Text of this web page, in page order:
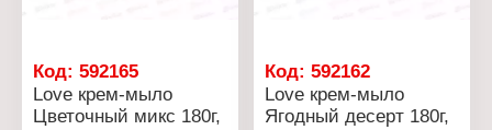
Вес: 90 г
Код: 592165
Love крем-мыло
Цветочный микс 180г,
Код:592162
Love крем-мыло
Ягодный десерт 180г,